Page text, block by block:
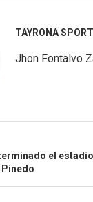
TAYRONA
Jhon Fontalvo
el